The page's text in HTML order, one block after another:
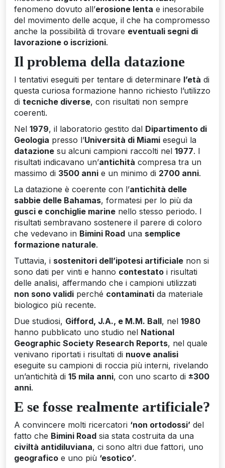
fenomeno dovuto all’erosione lenta e inesorabile
del movimento delle acque, il che ha compromesso
anche la possibilità di trovare eventuali segni di
lavorazione o iscrizioni.
Il problema della datazione
I tentativi eseguiti per tentare di determinare l’età di
questa curiosa formazione hanno richiesto l’utilizzo
di tecniche diverse, con risultati non sempre
coerenti.
Nel 1979, il laboratorio gestito dal Dipartimento di
Geologia presso l’Università di Miami eseguì la
datazione su alcuni campioni raccolti nel 1977. I
risultati indicavano un’antichità compresa tra un
massimo di 3500 anni e un minimo di 2700 anni.
La datazione è coerente con l’antichità delle
sabbie delle Bahamas, formatesi per lo più da
gusci e conchiglie marine nello stesso periodo. I
risultati sembravano sostenere il parere di coloro
che vedevano in Bimini Road una semplice
formazione naturale.
Tuttavia, i sostenitori dell’ipotesi artificiale non si
sono dati per vinti e hanno contestato i risultati
delle analisi, affermando che i campioni utilizzati
non sono validi perché contaminati da materiale
biologico più recente.
Due studiosi, Gifford, J.A., e M.M. Ball, nel 1980
hanno pubblicato uno studio nel National
Geographic Society Research Reports, nel quale
venivano riportati i risultati di nuove analisi
eseguite su campioni di roccia più interni, rivelando
un’antichità di 15 mila anni, con uno scarto di ±300
anni.
E se fosse realmente artificiale?
A convincere molti ricercatori ‘non ortodossi’ del
fatto che Bimini Road sia stata costruita da una
civiltà antidiluviana, ci sono altri due fattori, uno
geografico e uno più ‘esotico’.